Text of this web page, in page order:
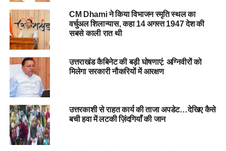
CM Dhami ने किया विभाजन स्मृति स्थल का
वर्चुअल शिलान्यास, कहा 14 अगस्त 1947 देश की
सबसे काली रात थी
उत्तराखंड कैबिनेट की बड़ी घोषणाएं: अग्निवीरों को
मिलेगा सरकारी नौकरियों में आरक्षण
उत्तरकाशी से राहत कार्य की ताजा अपडेट…देखिए कैसे
बची हवा में लटकी ज़िंदगियाँ की जान